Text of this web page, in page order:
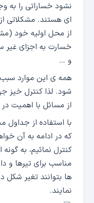
نشود خساراتی را به
ای هستند. مشکلاتی
از محل اولیه خود
خسارت به اجزای غیر
و …
همه ی این موارد
شود. لذا کنترل خیز
از مسائل با اهمیت
که در ادامه به آن
کنترل نمائیم، به
مناسب برای تیرها و
ها بتوانند تغیر شکل
نمایند.